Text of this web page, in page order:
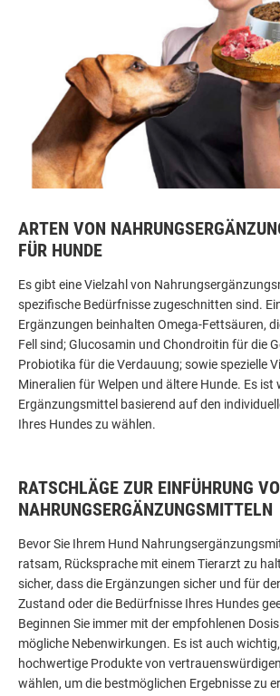
ARTEN VON
FÜR HUNDE
Es gibt eine Vielzahl von
spezifische Bedürfnisse zugeschnitten sind.
Ergänzungen beinhalten Omega-Fettsäuren,
Fell sind; Glucosamin und Chondroitin für die
Probiotika für die Verdauung; sowie spezielle
Mineralien für Welpen und ältere Hunde. Es
Ergänzungsmittel basierend auf den
Ihres Hundes zu wählen.
RATSCHLÄGE ZUR EINFÜHRUNG
NAHRUNGSERGÄNZUNGSMITTELN
Bevor Sie Ihrem Hund
ratsam, Rücksprache mit einem Tierarzt zu
sicher, dass die Ergänzungen sicher und für
Zustand oder die Bedürfnisse Ihres Hundes
Beginnen Sie immer mit der empfohlenen
mögliche Nebenwirkungen. Es ist auch
hochwertige Produkte von
wählen, um die bestmöglichen Ergebnisse zu